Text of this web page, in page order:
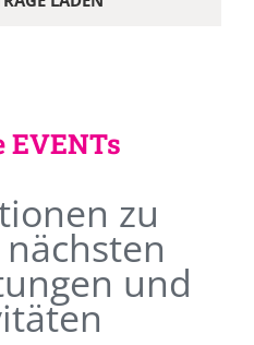
EVENTs
zu
und